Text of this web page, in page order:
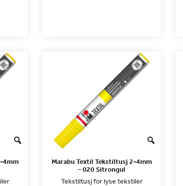
4mm
Marabu Textil Tekstiltusj 2-4mm
– 020 Sitrongul
Tekstiltusj for lyse tekstiler